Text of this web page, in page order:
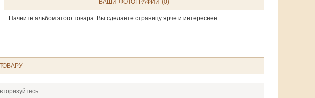
ВАШИ ФОТОГРАФИИ (0)
Начните альбом этого товара. Вы сделаете страницу ярче и интереснее.
.